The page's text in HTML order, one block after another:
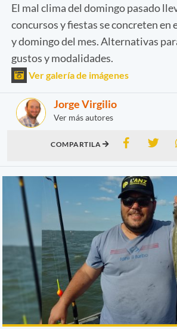
El mal clima del domingo pasado
concursos y fiestas se concreten en
y domingo del mes. Alternativas
gustos y modalidades.
Ver galería de imágenes
Jorge Virgilio
Ver más autores
COMPARTILA